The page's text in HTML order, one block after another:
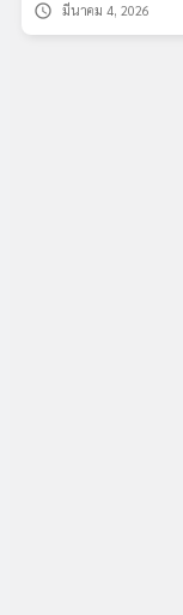
schedule มีนาคม 4, 2026